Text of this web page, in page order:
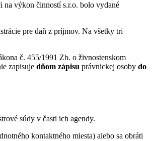
na výkon činností s.r.o. bolo vydané
pre daň z príjmov. Na všetky tri
č. 455/1991 Zb. o živnostenskom
zapisuje dňom zápisu právnickej osoby do
súdy v časti ich agendy.
kontaktného miesta) alebo sa obráti